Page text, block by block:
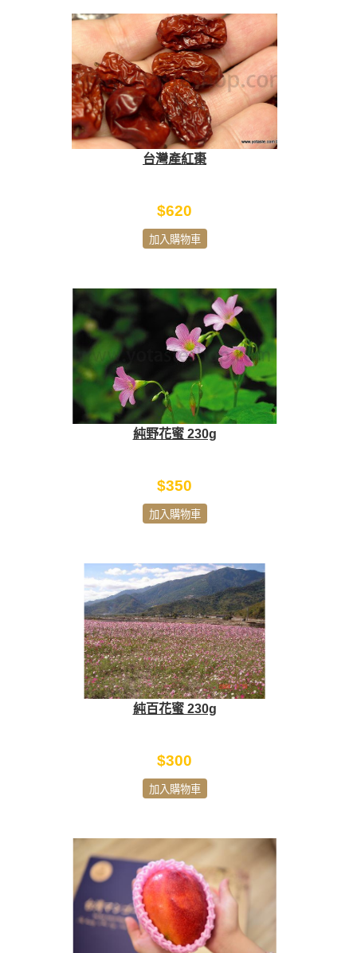
台灣產紅棗
$620
加入購物車
純野花蜜 230g
$350
加入購物車
純百花蜜 230g
$300
加入購物車